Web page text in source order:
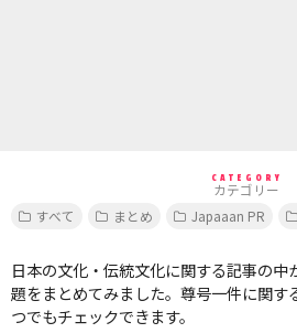
CATEGORY
カテゴリー
すべて
まとめ Japaaan PR
日本の文化・伝統文化に関する記事の
題をまとめてみました。尊号一件に関す
つでもチェックできます。